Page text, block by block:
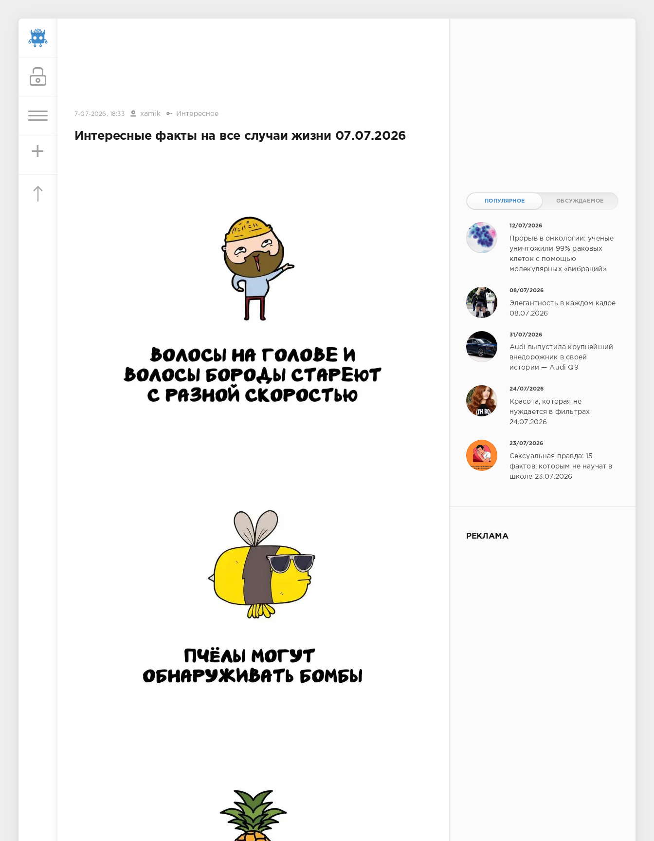
+
7-07-2026, 18:33 xamik Интересное
Интересные факты на все случаи жизни 07.07.2026
ПОПУЛЯРНОЕ ОБСУЖДАЕМОЕ
12/07/2026
Прорыв в онкологии: ученые
уничтожили 99% раковых
клеток с помощью
молекулярных «вибраций»
08/07/2026
Элегантность в каждом кадре
08.07.2026
31/07/2026
Audi выпустила крупнейший
внедорожник в своей
истории — Audi Q9
24/07/2026
Красота, которая не
нуждается в фильтрах
24.07.2026
23/07/2026
Сексуальная правда: 15
фактов, которым не научат в
школе 23.07.2026
РЕКЛАМА